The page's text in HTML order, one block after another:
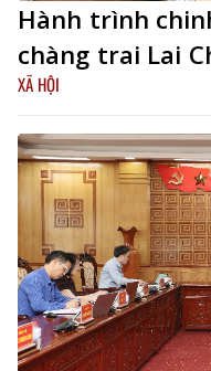
Hành trình
chàng trai Lai
XÃ HỘI